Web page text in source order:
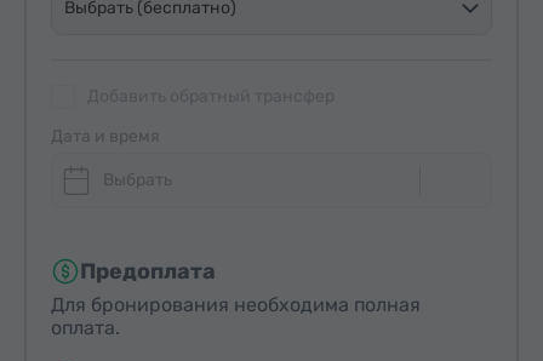
Выбрать (бесплатно)
Дата и время
Выбрать
Предоплата
Для бронирования необходима полная
оплата.